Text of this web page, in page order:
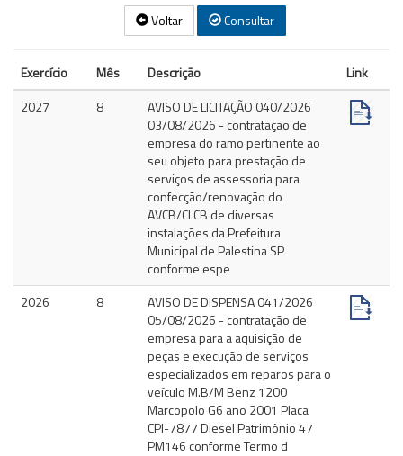
Voltar Consultar
Exercício Mês Descrição
Link
2027
8
AVISO DE LICITAÇÃO 040/2026
03/08/2026 - contratação de
empresa do ramo pertinente ao
seu objeto para prestação de
serviços de assessoria para
confecção/renovação do
AVCB/CLCB de diversas
instalações da Prefeitura
Municipal de Palestina SP
conforme espe
2026
8
AVISO DE DISPENSA 041/2026
05/08/2026 - contratação de
empresa para a aquisição de
peças e execução de serviços
especializados em reparos para o
veículo M.B/M Benz 1200
Marcopolo G6 ano 2001 Placa
CPI-7877 Diesel Patrimônio 47
PM146 conforme Termo d